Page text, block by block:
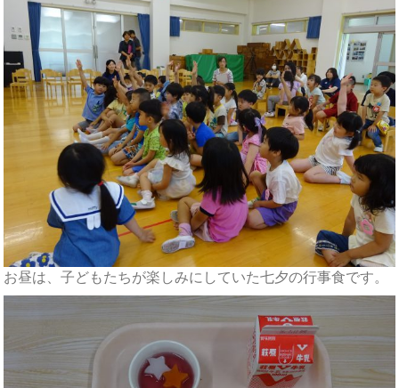
お昼は、子どもたちが楽しみにしていた七夕の行事食です。